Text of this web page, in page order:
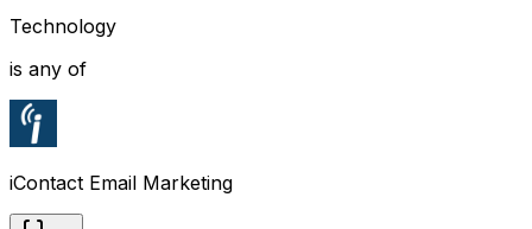
Technology
is any of
iContact Email Marketing